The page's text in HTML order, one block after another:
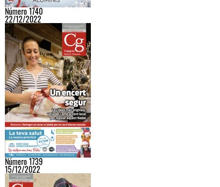
Número 1740
22/12/2022
Número 1739
15/12/2022